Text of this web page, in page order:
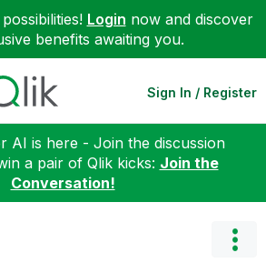
Login now and discover
benefits awaiting you.
Sign In / Register
AI is here - Join the discussion
a pair of Qlik kicks: Join the
Conversation!